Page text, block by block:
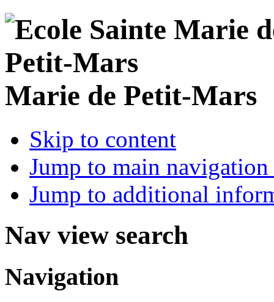
Marie de Petit-Mars
Skip to content
Jump to main
Jump to additional
Nav view search
Navigation